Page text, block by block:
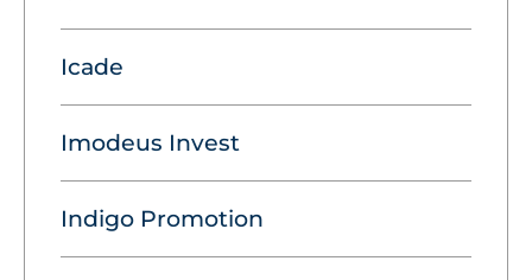
Icade
Imodeus Invest
Indigo Promotion